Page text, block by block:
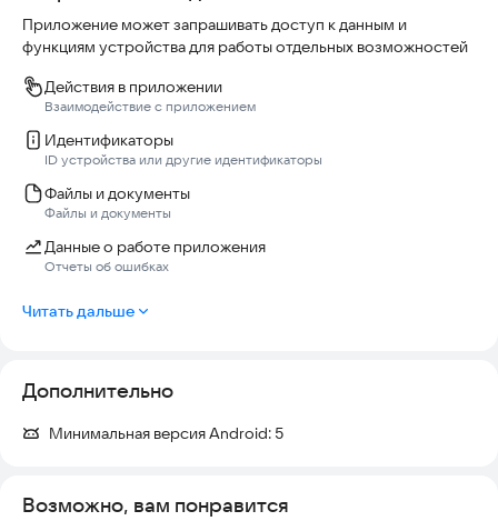
Приложение может запрашивать доступ к данным и
функциям устройства для работы отдельных возможностей
Действия в приложении
Взаимодействие с приложением
Идентификаторы
ID устройства или другие идентификаторы
Файлы и документы
Файлы и документы
Данные о работе приложения
Отчеты об ошибках
Читать дальше
Дополнительно
Минимальная версия Android: 5
Возможно, вам понравится